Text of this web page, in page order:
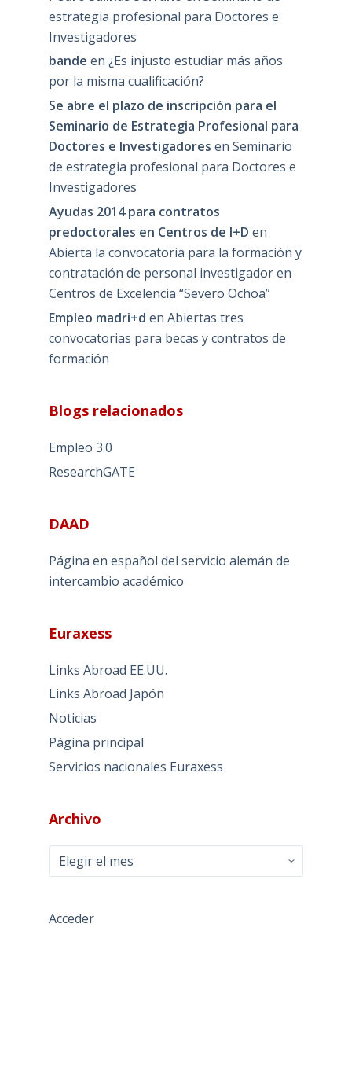
estrategia profesional para Doctores e
Investigadores
bande en ¿Es injusto estudiar más años
por la misma cualificación?
Se abre el plazo de inscripción para el
Seminario de Estrategia Profesional para
Doctores e Investigadores en Seminario
de estrategia profesional para Doctores e
Investigadores
Ayudas 2014 para contratos
predoctorales en Centros de I+D en
Abierta la convocatoria para la formación y
contratación de personal investigador en
Centros de Excelencia “Severo Ochoa”
Empleo madri+d en Abiertas tres
convocatorias para becas y contratos de
formación
Blogs relacionados
Empleo 3.0
ResearchGATE
DAAD
Página en español del servicio alemán de
intercambio académico
Euraxess
Links Abroad EE.UU.
Links Abroad Japón
Noticias
Página principal
Servicios nacionales Euraxess
Archivo
Archivo
Acceder